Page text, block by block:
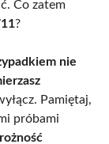
Co zatem
?
nie
Pamiętaj,
próbami